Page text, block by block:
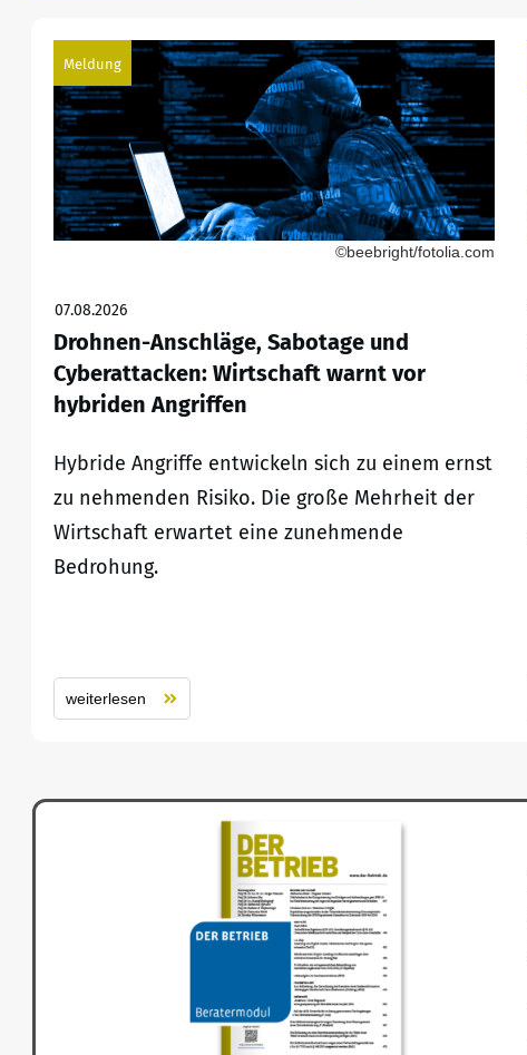
Meldung
©beebright/fotolia.com
07.08.2026
Drohnen-Anschläge, Sabotage und
Cyberattacken: Wirtschaft warnt vor
hybriden Angriffen
Hybride Angriffe entwickeln sich zu einem ernst
zu nehmenden Risiko. Die große Mehrheit der
Wirtschaft erwartet eine zunehmende
Bedrohung.
weiterlesen